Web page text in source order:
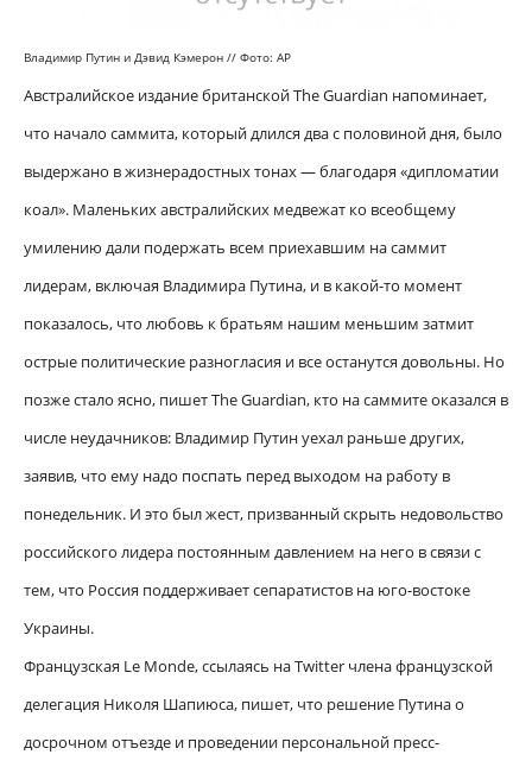
Владимир Путин и Дэвид Кэмерон // Фото: AP
Австралийское издание британской The Guardian напоминает,
что начало саммита, который длился два с половиной дня, было
выдержано в жизнерадостных тонах — благодаря «дипломатии
коал». Маленьких австралийских медвежат ко всеобщему
умилению дали подержать всем приехавшим на саммит
лидерам, включая Владимира Путина, и в какой-то момент
показалось, что любовь к братьям нашим меньшим затмит
острые политические разногласия и все останутся довольны. Но
позже стало ясно, пишет The Guardian, кто на саммите оказался в
числе неудачников: Владимир Путин уехал раньше других,
заявив, что ему надо поспать перед выходом на работу в
понедельник. И это был жест, призванный скрыть недовольство
российского лидера постоянным давлением на него в связи с
тем, что Россия поддерживает сепаратистов на юго-востоке
Украины.
Французская Le Monde, ссылаясь на Twitter члена французской
делегация Николя Шапиюcа, пишет, что решение Путина о
досрочном отъезде и проведении персональной пресс-